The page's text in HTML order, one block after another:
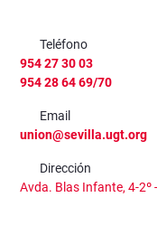
Teléfono
954 27 30 03
954 28 64 69/70
Email
union@sevilla.ugt.org
Dirección
Avda. Blas Infante, 4-2º